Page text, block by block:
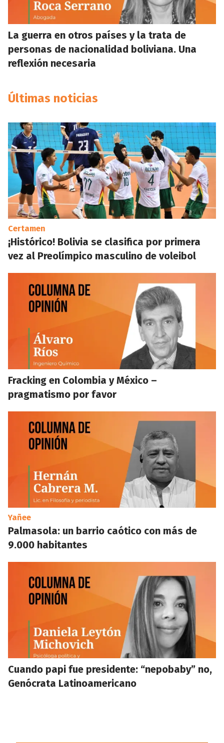
La guerra en otros países y la trata de
personas de nacionalidad boliviana. Una
reflexión necesaria
Últimas noticias
Certamen
¡Histórico! Bolivia se clasifica por primera
vez al Preolímpico masculino de voleibol
Fracking en Colombia y México –
pragmatismo por favor
Yañee
Palmasola: un barrio caótico con más de
9.000 habitantes
Cuando papi fue presidente: “nepobaby” no,
Genócrata Latinoamericano